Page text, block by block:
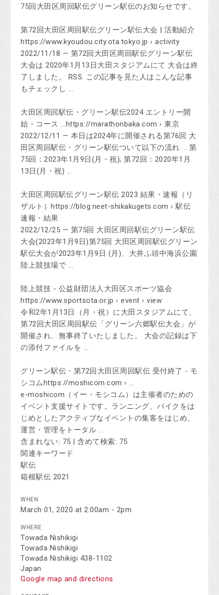
75回大田区周回駅伝グリーン駅伝のお知らせです。
第72回大田区周回駅伝グリーン駅伝大会 | 活動紹介
https://www.kyoudou.city.ota.tokyo.jp › activity
2022/11/18 — 第72回大田区周回駅伝グリーン駅伝
大会は 2020年1月13日大田スタジアムにて 大会は終
了しました。 RSS. この記事を見た人はこんな記事
もチェックし ...
大田区周回駅伝・グリーン駅伝2024 エントリー開
始・コース ...https://marathonbaka.com › 東京
2022/12/11 — 本日は2024年に開催される第76回 大
田区周回駅伝・グリーン駅伝ついて以下の流れ ... 第
75回：2023年1月9日(月・祝); 第72回：2020年1月
13日(月・祝) ...
大田区周回駅伝グリーン駅伝 2023 結果・速報（リ
ザルト）https://blog.neet-shikakugets.com › 駅伝
速報・結果
2022/12/25 — 第75回 大田区周回駅伝グリーン駅伝
大会(2023年1月9日)第75回 大田区周回駅伝グリーン
駅伝大会が2023年1月9日 (月)、大井ふ頭中海浜公園
陸上競技場で ...
陸上競技 - 公益財団法人大田区スポーツ協会
https://www.sportsota.or.jp › event › view
令和2年1月13日（月・祝）に大田スタジアムにて、
第72回大田区周回駅伝「グリーン六郷駅伝大会」が
開催され、無事終了いたしました。 大会の記録は下
の添付ファイルを ...
グリーン駅伝・第72回大田区周回駅伝 受付終了 - モ
シコムhttps://moshicom.com › ...
e-moshicom（イー・モシコム）は主催者のための
イベント支援サイトです。ランニング、バイクをは
じめとしたアクティブなイベントの集客をはじめ、
運営・管理をトータル ...
含まれない: 75 ‎| 含めて検索: 75
関連キーワード
駅伝
箱根駅伝 2021
WHEN
March 01, 2020 at 2:00am - 2pm
WHERE
Towada Nishikigi
Towada Nishikigi
Towada Nishikigi 438-1102
Japan
Google map and directions